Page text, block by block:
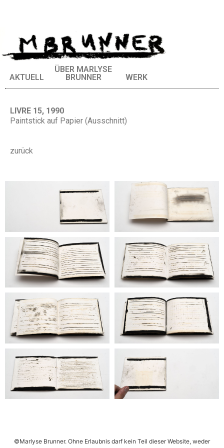
AKTUELL
ÜBER MARLYSE
BRUNNER
WERK
LIVRE 15, 1990
Paintstick auf Papier (Ausschnitt)
zurück
©Marlyse Brunner. Ohne Erlaubnis darf kein Teil dieser Website, weder